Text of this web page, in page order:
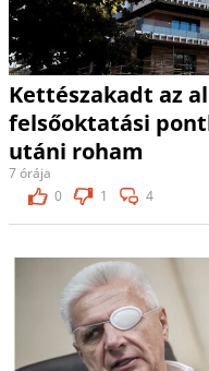
Kettészakadt az
felsőoktatási
utáni roham
7 órája
0
1 4